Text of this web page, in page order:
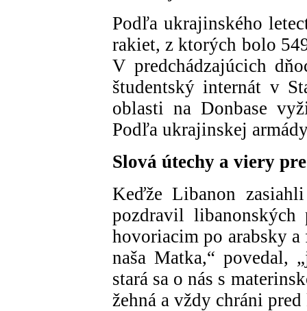
Podľa ukrajinského
rakiet, z ktorých bolo
V predchádzajúcich
študentský internát v
oblasti na Donbase
Podľa ukrajinskej
Slová útechy a viery
Keďže Libanon
pozdravil
hovoriacim po arabsky a
naša Matka,“ povedal,
stará sa o nás s
žehná a vždy chráni